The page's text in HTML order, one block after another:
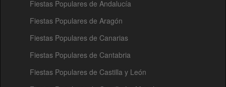
Fiestas Populares de Andalucía
Fiestas Populares de Aragón
Fiestas Populares de Canarias
Fiestas Populares de Cantabria
Fiestas Populares de Castilla y León